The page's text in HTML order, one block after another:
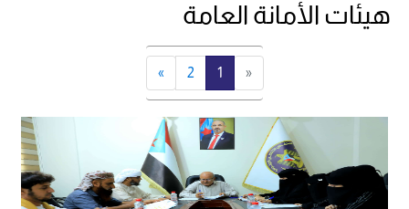
هيئات الأمانة العامة
«
1
2
»